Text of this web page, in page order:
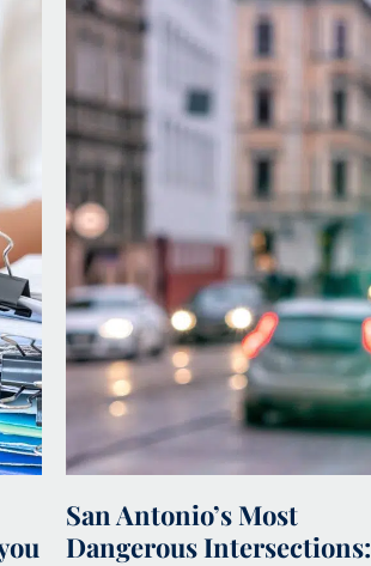
San Antonio’s Most
Dangerous Intersections: